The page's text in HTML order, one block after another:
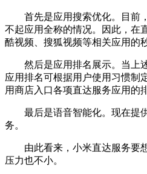
首先是应用搜索优化。目前，
不起应用全称的情况。因此，在
酷视频、搜狐视频等相关应用的
然后是应用排名展示。当上述
应用排名可根据用户使用习惯制
用商店入口各项直达服务应用的
最后是语音智能化。现在提供
务。
由此看来，小米直达服务要想
压力也不小。